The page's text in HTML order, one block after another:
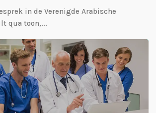
in de Verenigde Arabische
qua toon,...